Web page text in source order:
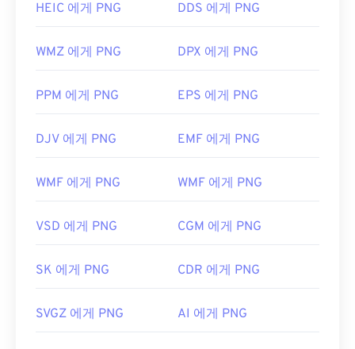
HEIC 에게 PNG DDS 에게 PNG
WMZ 에게 PNG DPX 에게 PNG
PPM 에게 PNG EPS 에게 PNG
DJV 에게 PNG EMF 에게 PNG
WMF 에게 PNG WMF 에게 PNG
VSD 에게 PNG CGM 에게 PNG
SK 에게 PNG CDR 에게 PNG
SVGZ 에게 PNG AI 에게 PNG